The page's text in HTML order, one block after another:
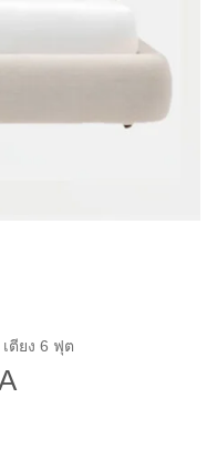
เตียง 6 ฟุต